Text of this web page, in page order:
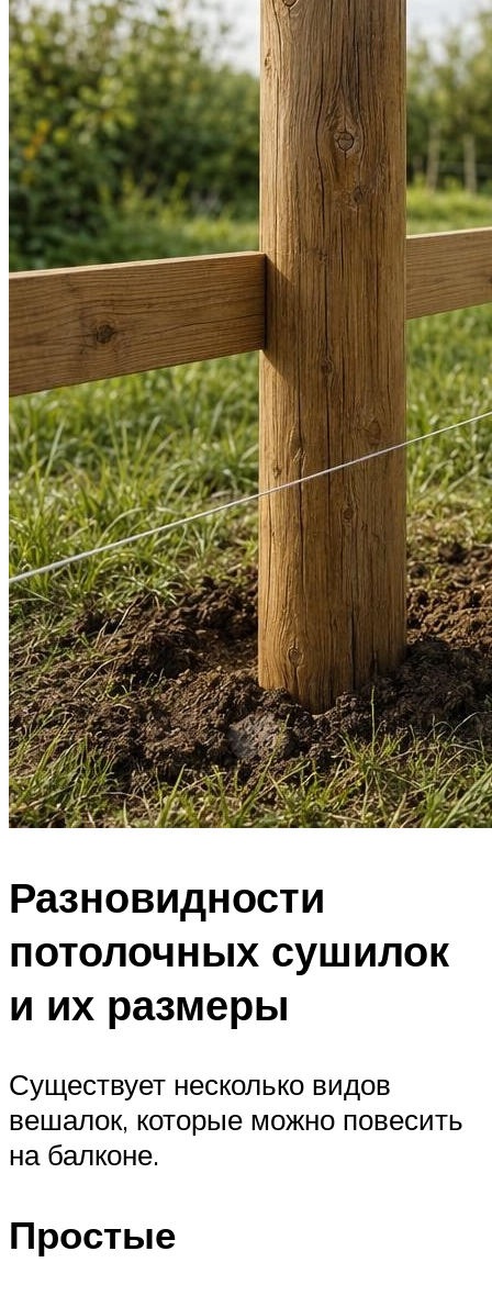
Разновидности
потолочных сушилок
и их размеры
Существует несколько видов
вешалок, которые можно повесить
на балконе.
Простые